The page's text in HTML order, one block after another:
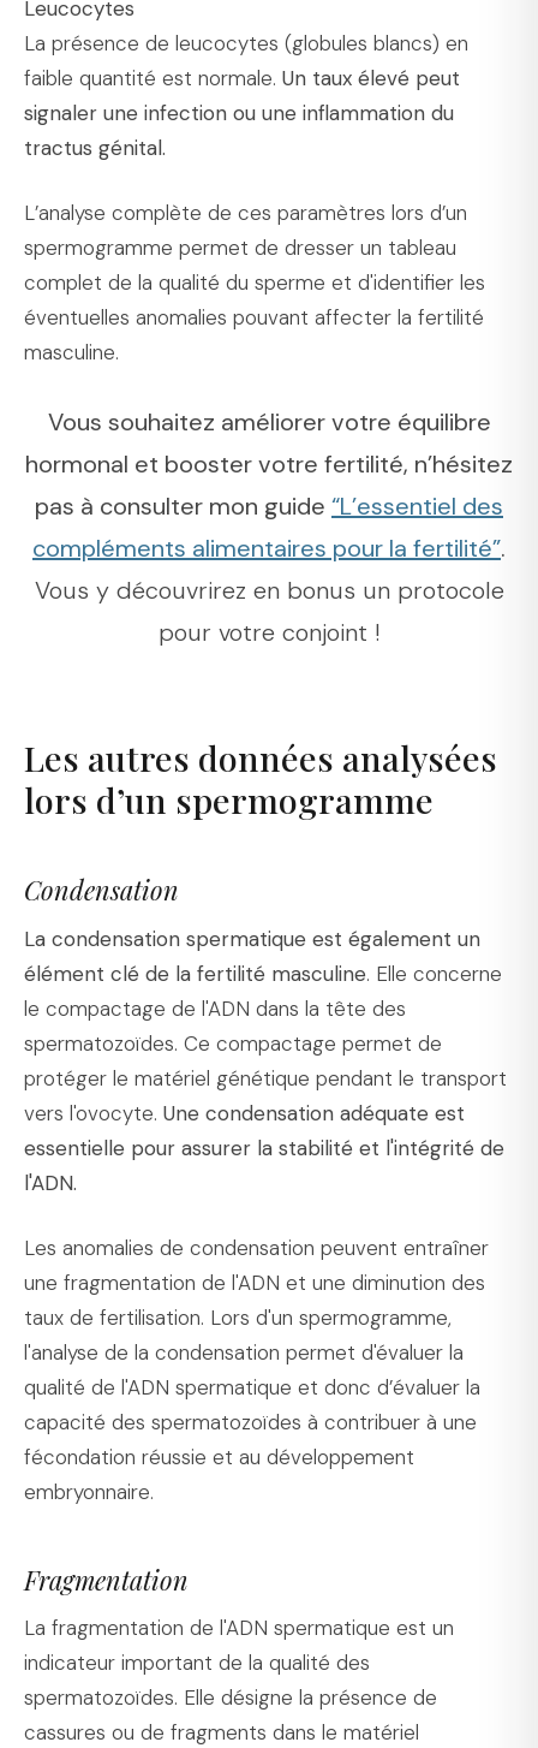
Leucocytes
La présence de leucocytes (globules blancs) en
faible quantité est normale. Un taux élevé peut
signaler une infection ou une inflammation du
tractus génital.
L’analyse complète de ces paramètres lors d’un
spermogramme permet de dresser un tableau
complet de la qualité du sperme et d'identifier les
éventuelles anomalies pouvant affecter la fertilité
masculine.
Vous souhaitez améliorer votre équilibre
hormonal et booster votre fertilité, n’hésitez
pas à consulter mon guide “L’essentiel des
compléments alimentaires pour la fertilité”.
Vous y découvrirez en bonus un protocole
pour votre conjoint !
Les autres données analysées
lors d’un spermogramme
Condensation
La condensation spermatique est également un
élément clé de la fertilité masculine. Elle concerne
le compactage de l'ADN dans la tête des
spermatozoïdes. Ce compactage permet de
protéger le matériel génétique pendant le transport
vers l'ovocyte. Une condensation adéquate est
essentielle pour assurer la stabilité et l'intégrité de
l'ADN.
Les anomalies de condensation peuvent entraîner
une fragmentation de l'ADN et une diminution des
taux de fertilisation. Lors d'un spermogramme,
l'analyse de la condensation permet d'évaluer la
qualité de l'ADN spermatique et donc d’évaluer la
capacité des spermatozoïdes à contribuer à une
fécondation réussie et au développement
embryonnaire.
Fragmentation
La fragmentation de l'ADN spermatique est un
indicateur important de la qualité des
spermatozoïdes. Elle désigne la présence de
cassures ou de fragments dans le matériel